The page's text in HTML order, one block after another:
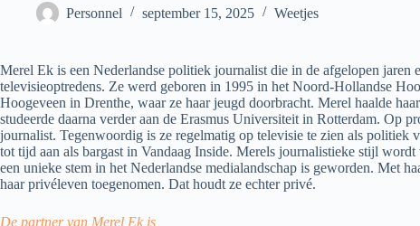
Personnel september 15, 2025 Weetjes
Merel Ek is een Nederlandse politiek journalist die in de afgelopen
televisieoptredens. Ze werd geboren in 1995 in het Noord-Hollandse
Hoogeveen in Drenthe, waar ze haar jeugd doorbracht. Merel haalde
studeerde daarna verder aan de Erasmus Universiteit in Rotterdam. Op
journalist. Tegenwoordig is ze regelmatig op televisie te zien als
tot tijd aan als bargast in Vandaag Inside. Merels journalistieke stijl
een unieke stem in het Nederlandse medialandschap is geworden. Met
haar privéleven toegenomen. Dat houdt ze echter privé.
De partner van Merel Ek is